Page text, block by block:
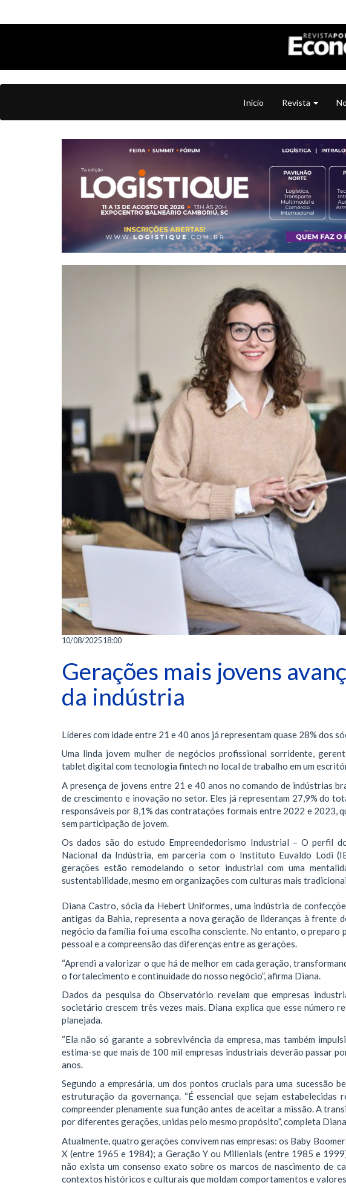
Início Revista
10/08/2025 18:00
Gerações mais jovens
da indústria
Líderes com idade entre 21 e 40 anos já representam quase 28% dos
Uma linda jovem mulher de negócios profissional sorridente,
tablet digital com tecnologia fintech no local de trabalho em um
A presença de jovens entre 21 e 40 anos no comando de indústrias
de crescimento e inovação no setor. Eles já representam 27,9% do
responsáveis por 8,1% das contratações formais entre 2022 e 2023,
sem participação de jovem.
Os dados são do estudo Empreendedorismo Industrial – O perfil
Nacional da Indústria, em parceria com o Instituto Euvaldo Lodi
gerações estão remodelando o setor industrial com uma
sustentabilidade, mesmo em organizações com culturas mais
Diana Castro, sócia da Hebert Uniformes, uma indústria de
antigas da Bahia, representa a nova geração de lideranças à frente
negócio da família foi uma escolha consciente. No entanto, o preparo
pessoal e a compreensão das diferenças entre as gerações.
“Aprendi a valorizar o que há de melhor em cada geração,
o fortalecimento e continuidade do nosso negócio”, afirma Diana.
Dados da pesquisa do Observatório revelam que empresas
societário crescem três vezes mais. Diana explica que esse número
planejada.
“Ela não só garante a sobrevivência da empresa, mas também
estima-se que mais de 100 mil empresas industriais deverão passar
anos.
Segundo a empresária, um dos pontos cruciais para uma sucessão
estruturação da governança. “É essencial que sejam
compreender plenamente sua função antes de aceitar a missão. A
por diferentes gerações, unidas pelo mesmo propósito”, completa
Atualmente, quatro gerações convivem nas empresas: os Baby
X (entre 1965 e 1984); a Geração Y ou Millenials (entre 1985 e
não exista um consenso exato sobre os marcos de nascimento de
contextos históricos e culturais que moldam comportamentos e